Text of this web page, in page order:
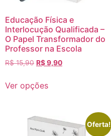
Educação Física e
Interlocução Qualificada –
O Papel Transformador do
Professor na Escola
R$15,90 R$9,90
Ver opções
Oferta!